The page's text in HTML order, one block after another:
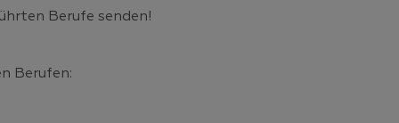
Berufe senden!
Berufen: